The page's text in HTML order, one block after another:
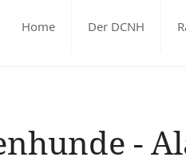
Home Der DCNH
-